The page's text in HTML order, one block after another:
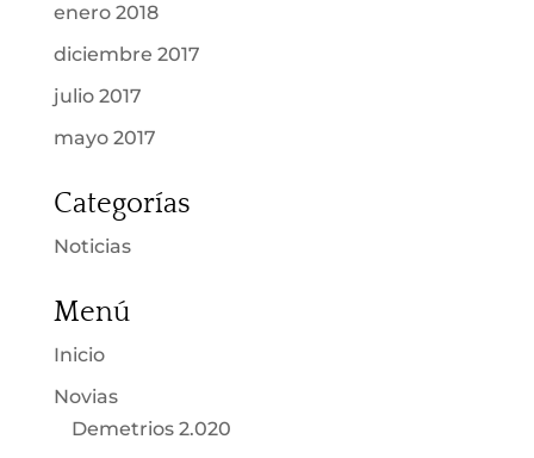
enero 2018
diciembre 2017
julio 2017
mayo 2017
Categorías
Noticias
Menú
Inicio
Novias
Demetrios 2.020